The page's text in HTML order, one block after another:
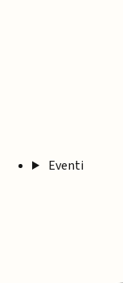
Eventi